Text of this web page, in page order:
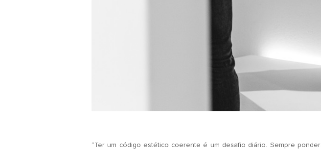
“Ter um código estético coerente é um desafio diário. Sempre